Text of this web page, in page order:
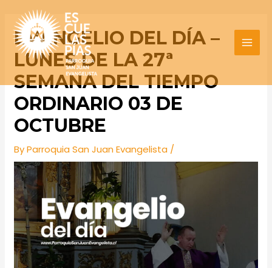
content
EVANGELIO DEL DÍA –
LUNES DE LA 27ª
SEMANA DEL TIEMPO
ORDINARIO 03 DE
OCTUBRE
ByParroquia San Juan Evangelista /
Post
navigation